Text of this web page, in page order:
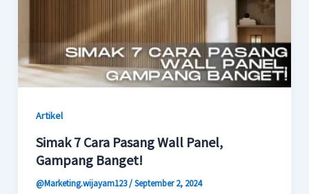
Artikel
Simak 7 Cara Pasang Wall Panel,
Gampang Banget!
@Marketing.wijayam123/September 2, 2024